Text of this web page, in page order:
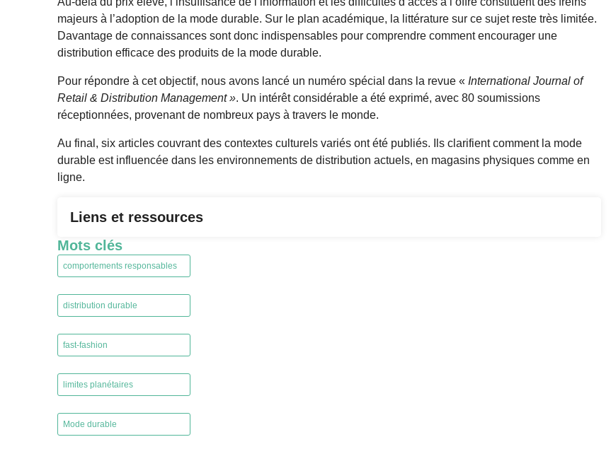
majeurs à l’adoption de la mode durable. Sur le plan académique, la littérature sur ce sujet reste très limitée.
Davantage de connaissances sont donc indispensables pour comprendre comment encourager une
distribution efficace des produits de la mode durable.
Pour répondre à cet objectif, nous avons lancé un numéro spécial dans la revue « International Journal of
Retail & Distribution Management». Un intérêt considérable a été exprimé, avec 80 soumissions
réceptionnées, provenant de nombreux pays à travers le monde.
Au final, six articles couvrant des contextes culturels variés ont été publiés. Ils clarifient comment la mode
durable est influencée dans les environnements de distribution actuels, en magasins physiques comme en
ligne.
Liens et ressources
Mots clés
comportements responsables
distribution durable
fast-fashion
limites planétaires
Mode durable